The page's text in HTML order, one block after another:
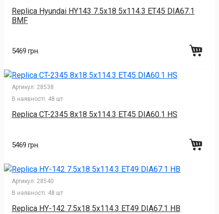
Replica Hyundai HY143 7.5x18 5x114.3 ET45 DIA67.1
BMF
5469 грн.
Артикул: 28538
В наявності: 48 шт
Replica CT-2345 8x18 5x114.3 ET45 DIA60.1 HS
5469 грн.
Артикул: 28540
В наявності: 48 шт
Replica HY-142 7.5x18 5x114.3 ET49 DIA67.1 HB